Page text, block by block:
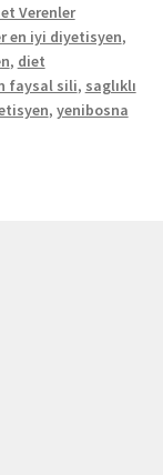
Verenler
en iyi diyetisyen,
, diet
faysal sili, saglıklı
, yenibosna